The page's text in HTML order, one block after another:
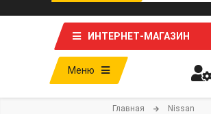
ИНТЕРНЕТ-МАГАЗИН
Меню
Главная Nissan